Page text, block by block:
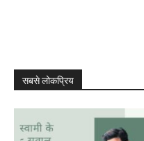
सबसे लोकप्रिय